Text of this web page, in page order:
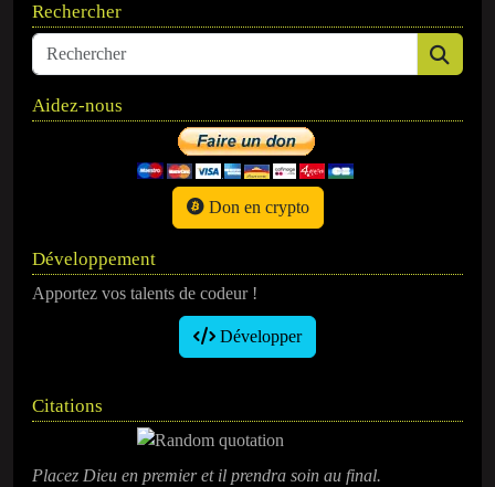
Rechercher
Aidez-nous
Don en crypto
Développement
Apportez vos talents de codeur !
Développer
Citations
Placez Dieu en premier et il prendra soin au final.